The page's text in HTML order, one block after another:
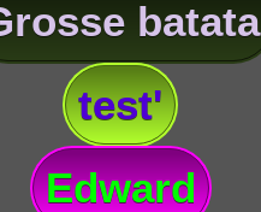
batata
test'
Edward